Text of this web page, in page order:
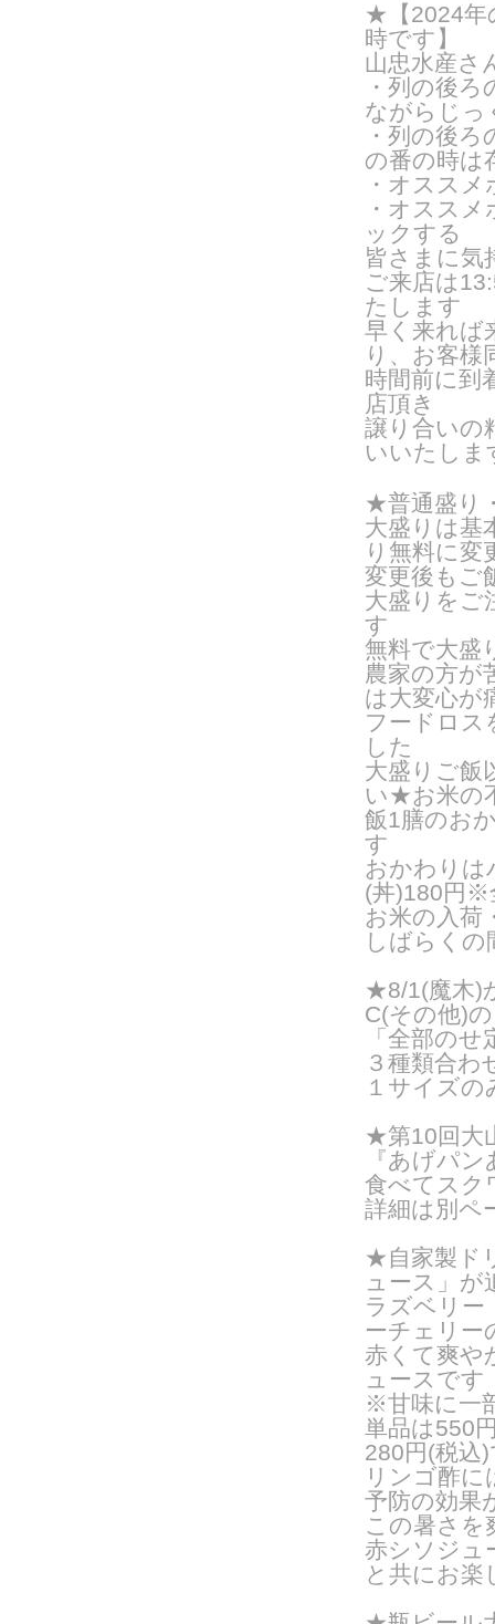
★【2024年
時です】
山忠水産さ
・列の後
ながらじっ
・列の後
の番の時は
・オスス
・オスス
ックする
皆さまに気
ご来店は
たします
早く来れば
り、お客様
時間前に到
店頂き
譲り合いの
いいたしま
★普通盛り
大盛りは基
り無料に変
変更後もご
大盛りをご
す
無料で大盛
農家の方が
は大変心が
フードロス
した
大盛りご飯
い★お米の
飯1膳のお
す
おかわりは
(丼)180円※
お米の入荷
しばらくの
★8/1(魔木)
C(その他)
「全部の
３種類合わ
１サイズ
★第10回大
『あげパ
食べてスク
詳細は別ペ
★自家製ド
ュース」が
ラズベリー
ーチェリー
赤くて爽や
ュースです
※甘味に一
単品は550
280円(税込
リンゴ酢
予防の効果
この暑さを
赤シソジュ
と共にお楽